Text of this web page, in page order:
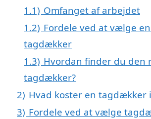
1.1) Omfanget af arbejdet
1.2) Fordele ved at vælge
tagdækker
1.3) Hvordan finder du den
tagdækker?
2) Hvad koster en tagdækker
3) Fordele ved at vælge